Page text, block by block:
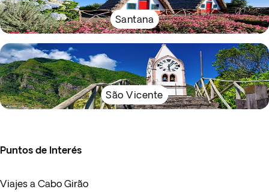
Santana
São Vicente
Puntos de Interés
Viajes a Cabo Girão